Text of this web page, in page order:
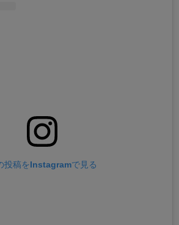
投稿をInstagramで見る